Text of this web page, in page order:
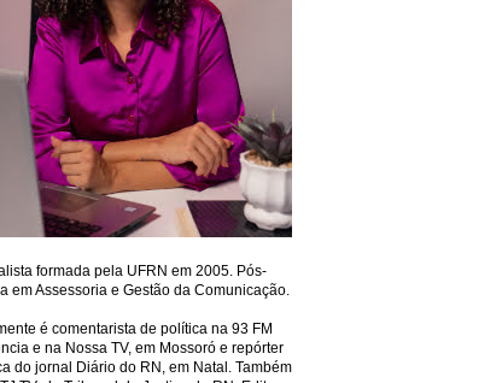
formada pela UFRN em 2005. Pós-
em Assessoria e Gestão da Comunicação.
é comentarista de política na 93 FM
e na Nossa TV, em Mossoró e repórter
do jornal Diário do RN, em Natal. Também